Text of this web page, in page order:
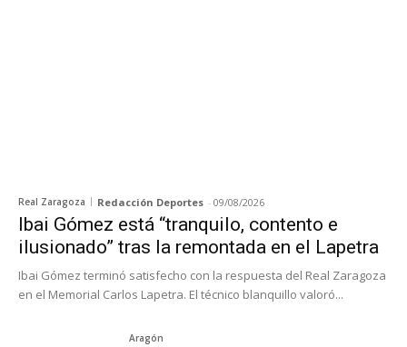
Real Zaragoza Redacción Deportes - 09/08/2026
Ibai Gómez está “tranquilo, contento e
ilusionado” tras la remontada en el Lapetra
Ibai Gómez terminó satisfecho con la respuesta del Real Zaragoza
en el Memorial Carlos Lapetra. El técnico blanquillo valoró...
Aragón